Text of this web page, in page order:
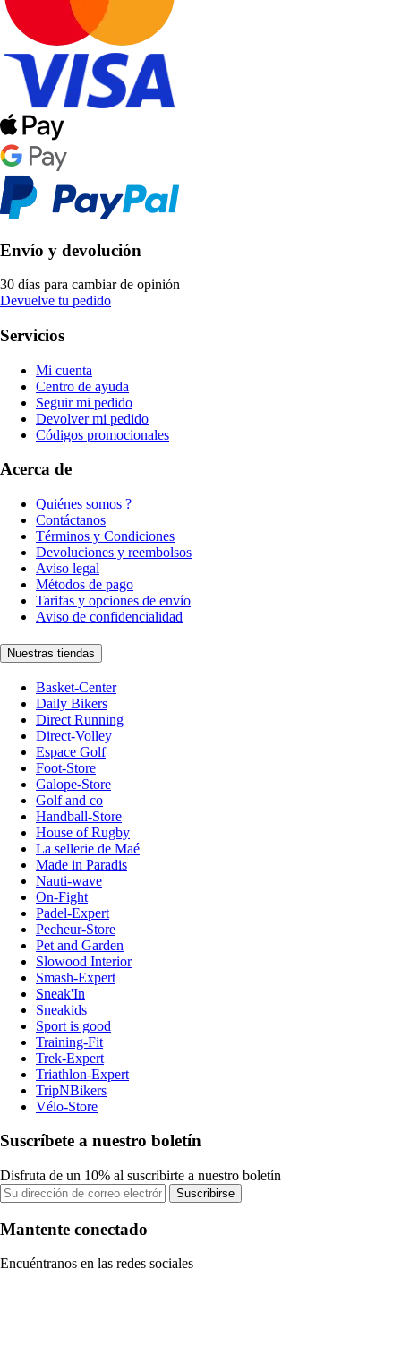
Envío y devolución
30 días para cambiar de opinión
Devuelve tu pedido
Servicios
Mi cuenta
Centro de ayuda
Seguir mi pedido
Devolver mi pedido
Códigos promocionales
Acerca de
Quiénes somos ?
Contáctanos
Términos y Condiciones
Devoluciones y reembolsos
Aviso legal
Métodos de pago
Tarifas y opciones de envío
Aviso de confidencialidad
Nuestras tiendas
Basket-Center
Daily Bikers
Direct Running
Direct-Volley
Espace Golf
Foot-Store
Galope-Store
Golf and co
Handball-Store
House of Rugby
La sellerie de Maé
Made in Paradis
Nauti-wave
On-Fight
Padel-Expert
Pecheur-Store
Pet and Garden
Slowood Interior
Smash-Expert
Sneak'In
Sneakids
Sport is good
Training-Fit
Trek-Expert
Triathlon-Expert
TripNBikers
Vélo-Store
Suscríbete a nuestro boletín
Disfruta de un 10% al suscribirte a nuestro boletín
Suscribirse
Mantente conectado
Encuéntranos en las redes sociales